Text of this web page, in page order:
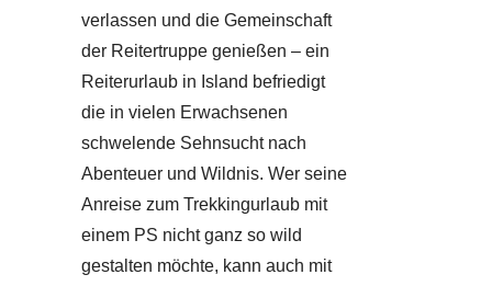
verlassen und die Gemeinschaft
der Reitertruppe genießen – ein
Reiterurlaub in Island befriedigt
die in vielen Erwachsenen
schwelende Sehnsucht nach
Abenteuer und Wildnis. Wer seine
Anreise zum Trekkingurlaub mit
einem PS nicht ganz so wild
gestalten möchte, kann auch mit